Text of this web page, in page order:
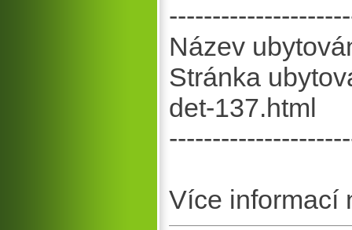
Název
Stránka
det-137.html
Více informací